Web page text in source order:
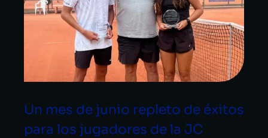
Un mes de junio repleto de éxitos
para los jugadores de la JC